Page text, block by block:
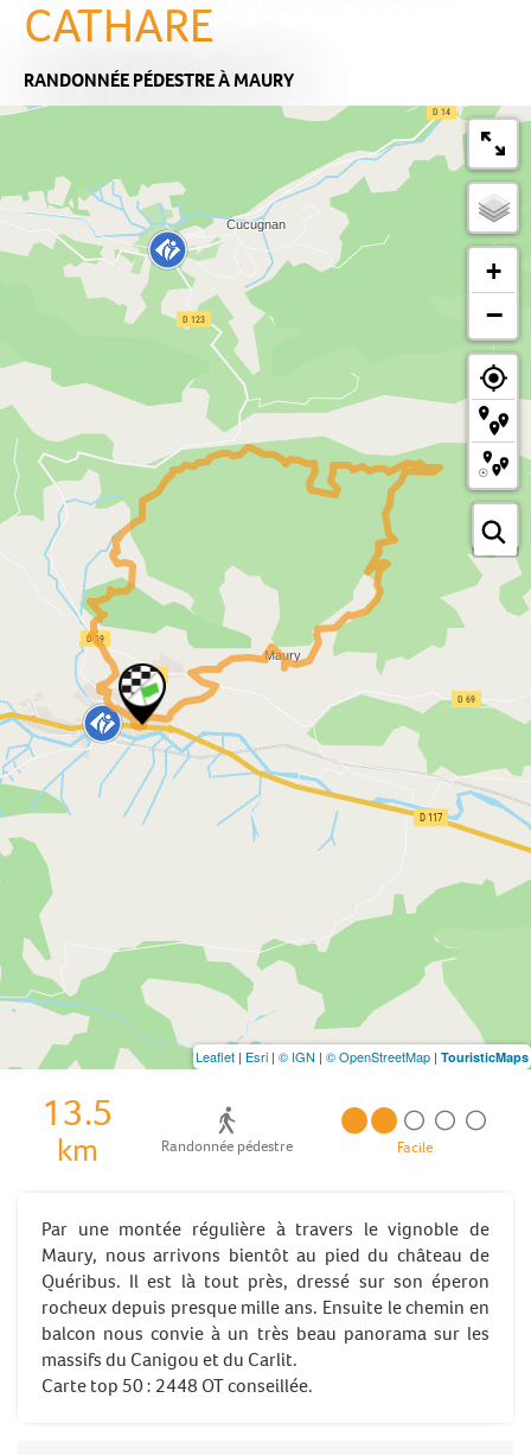
CATHARE
RANDONNÉE PÉDESTREÀ MAURY
13.5
km Randonnée pédestre Facile
Par une montée régulière à travers le vignoble de
Maury, nous arrivons bientôt au pied du château de
Quéribus. Il est là tout près, dressé sur son éperon
rocheux depuis presque mille ans. Ensuite le chemin en
balcon nous convie à un très beau panorama sur les
massifs du Canigou et du Carlit.
Carte top 50 : 2448 OT conseillée.
+
−
Leaflet | Esri | © IGN | © OpenStreetMap | TouristicMaps